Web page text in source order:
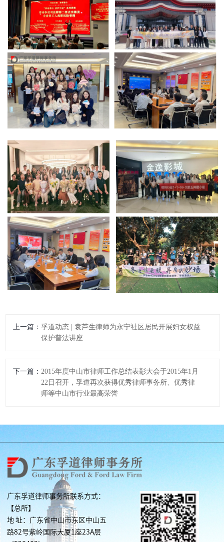
上一篇： 孚道动态 | 袁芦生律师为永宁社区居民开展妇女权益
保护普法讲座
下一篇： 2015年度中山市律师工作总结表彰大会于2015年1月
22日召开，孚道再次获得优秀律师事务所、优秀律
师等中山市行业最高荣誉
广东孚道律师事务所联系方式：
【总所】
地 址：广东省中山市东区中山五
路82号紫岭国际大厦1座23A层